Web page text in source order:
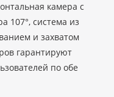
камера с
107°, система из
и захватом
гарантируют
по обе